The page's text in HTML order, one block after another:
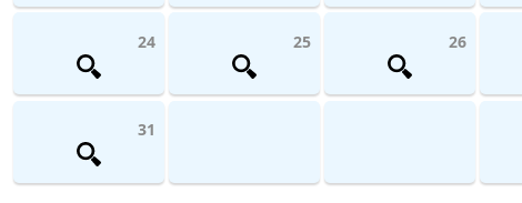
24 25 26
31